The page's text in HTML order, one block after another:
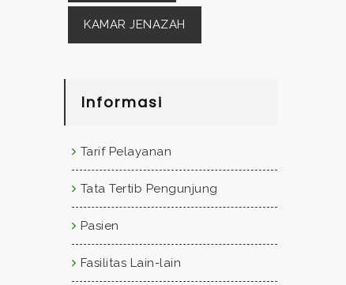
KAMAR JENAZAH
Informasi
Tarif Pelayanan
Tata Tertib Pengunjung
Pasien
Fasilitas Lain-lain